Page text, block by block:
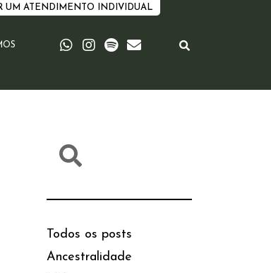
UM ATENDIMENTO INDIVIDUAL
Todos os posts
Ancestralidade